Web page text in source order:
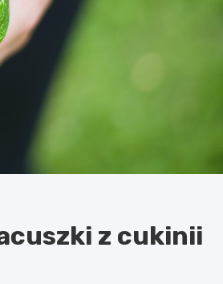
z cukinii